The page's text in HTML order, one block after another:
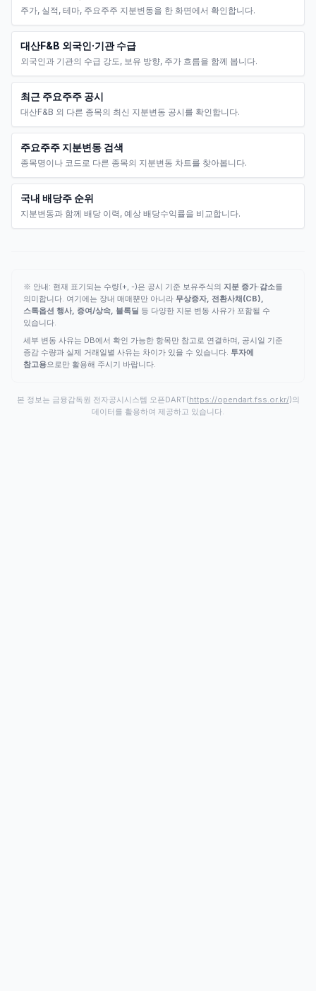
주가, 실적, 테마, 주요주주 지분변동을 한 화면에서 확인합니다.
대산F&B 외국인·기관 수급
외국인과 기관의 수급 강도, 보유 방향, 주가 흐름을 함께 봅니다.
최근 주요주주 공시
대산F&B 외 다른 종목의 최신 지분변동 공시를 확인합니다.
주요주주 지분변동 검색
종목명이나 코드로 다른 종목의 지분변동 차트를 찾아봅니다.
국내 배당주 순위
지분변동과 함께 배당 이력, 예상 배당수익률을 비교합니다.
※ 안내: 현재 표기되는 수량(+, -)은 공시 기준 보유주식의 지분 증가·감소를
의미합니다. 여기에는 장내 매매뿐만 아니라 무상증자, 전환사채(CB),
스톡옵션 행사, 증여/상속, 블록딜 등 다양한 지분 변동 사유가 포함될 수
있습니다.
세부 변동 사유는 DB에서 확인 가능한 항목만 참고로 연결하며, 공시일 기준
증감 수량과 실제 거래일별 사유는 차이가 있을 수 있습니다. 투자에
참고용으로만 활용해 주시기 바랍니다.
본 정보는 금융감독원 전자공시시스템 오픈DART(https://opendart.fss.or.kr/)의
데이터를 활용하여 제공하고 있습니다.